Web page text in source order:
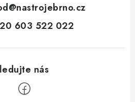
@nastrojebrno.cz
603 522 022